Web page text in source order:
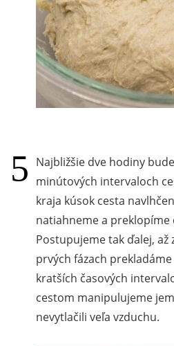
Najbližšie dve hodiny
minútových intervaloch
kraja kúsok cesta
natiahneme a preklopíme
Postupujeme tak ďalej, až
prvých fázach
kratších časových
cestom manipulujeme
nevytlačili veľa vzduchu.